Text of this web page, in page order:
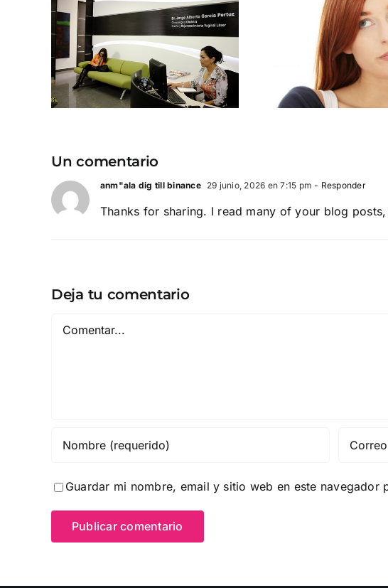
Esto es lo que
debes evitar en tu
rutina de cuidado
vaginal
6
que
de
Un comentario
anm"ala dig till binance 29 junio, 2026 en 7:15 pm - Responder
Thanks for sharing. I read many of your blog
Deja tu comentario
Guardar mi nombre, email y sitio web en este navegador